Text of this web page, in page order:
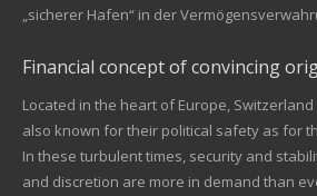
„sicherer Hafen“ in der
Financial concept of convincing
Located in the heart of Europe,
also known for their political safety as for
In these turbulent times, security and
and discretion are more in demand than EM